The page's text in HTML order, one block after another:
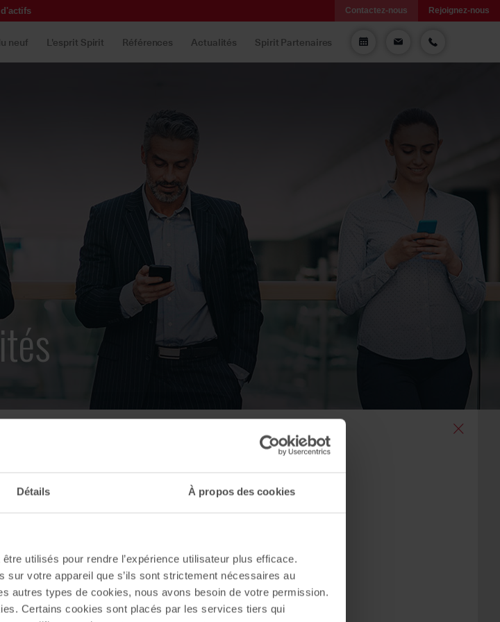
Détails À propos des cookies
utilisés pour rendre l’expérience utilisateur plus efficace.
votre appareil que s’ils sont strictement nécessaires au
autres types de cookies, nous avons besoin de votre permission.
Certains cookies sont placés par les services tiers qui
Contactez-nous Rejoignez-nous
neuf L'esprit Spirit Références Actualités Spirit Partenaires
13/07/2023
Démarrage des
"Tivoli 48"